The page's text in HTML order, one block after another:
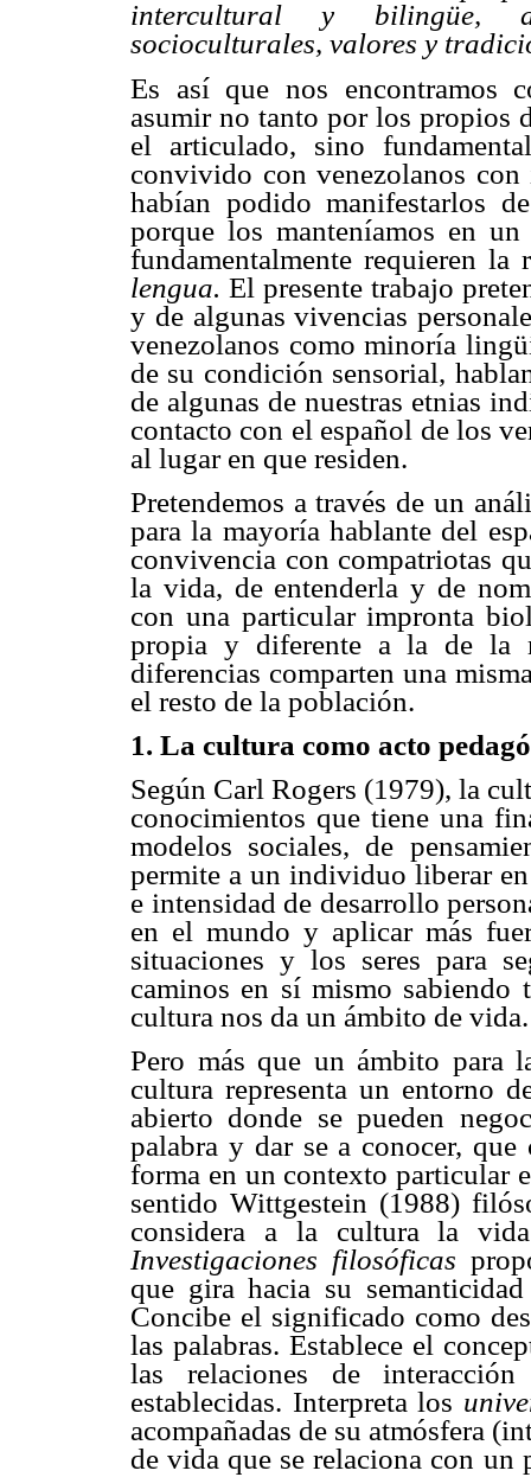
intercultural y bilingüe,
socioculturales, valores y
Es así que nos encontramos
asumir no tanto por los propios
el articulado, sino
convivido con venezolanos
habían podido manifestarlos
porque los manteníamos en
fundamentalmente requieren
lengua. El presente trabajo
y de algunas vivencias
venezolanos como minoría
de su condición sensorial,
de algunas de nuestras etnias
contacto con el español de los
al lugar en que residen.
Pretendemos a través de un
para la mayoría hablante del
convivencia con compatriotas
la vida, de entenderla y de
con una particular impronta
propia y diferente a la de la
diferencias comparten una
el resto de la población.
1. La cultura como acto
Según Carl Rogers (1979), la
conocimientos que tiene una
modelos sociales, de
permite a un individuo liberar
e intensidad de desarrollo
en el mundo y aplicar más
situaciones y los seres para
caminos en sí mismo sabiendo
cultura nos da un ámbito de vida.
Pero más que un ámbito para
cultura representa un entorno
abierto donde se pueden
palabra y dar se a conocer,
forma en un contexto particular
sentido Wittgestein (1988)
considera a la cultura la
Investigaciones filosóficas
que gira hacia su
Concibe el significado como
las palabras. Establece el
las relaciones de
establecidas. Interpreta los
acompañadas de su atmósfera
de vida que se relaciona con